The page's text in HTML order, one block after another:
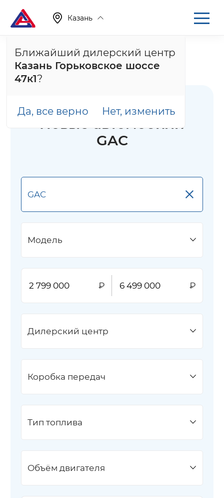
Казань
Ближайший дилерский центр
Казань Горьковское шоссе
47к1?
Да, все верно Нет, изменить
Главная Каталог
Новые автомобили
Новые автомобили GAC
Новые автомобили
GAC
×
GAC
Модель
Дилерский центр
Коробка передач
Тип топлива
Объём двигателя